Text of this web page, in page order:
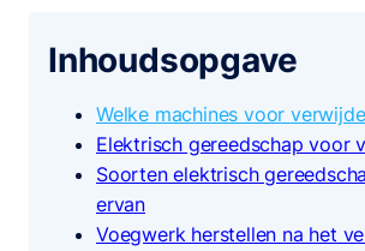
Inhoudsopgave
Welke machines voor
Elektrisch gereedschap voor
Soorten elektrisch
ervan
Voegwerk herstellen na het